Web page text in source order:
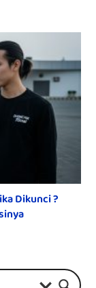
Dikunci ?